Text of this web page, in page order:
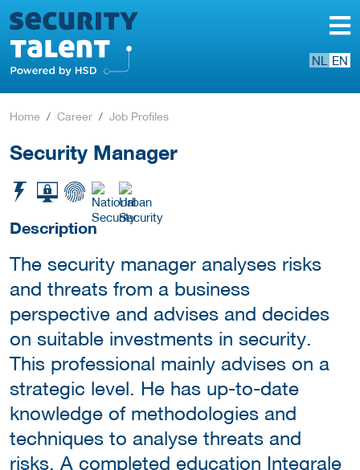
NL EN
Home Career Job Profiles
Security Manager
Description
The security manager analyses risks
and threats from a business
perspective and advises and decides
on suitable investments in security.
This professional mainly advises on a
strategic level. He has up-to-date
knowledge of methodologies and
techniques to analyse threats and
risks. A completed education Integrale